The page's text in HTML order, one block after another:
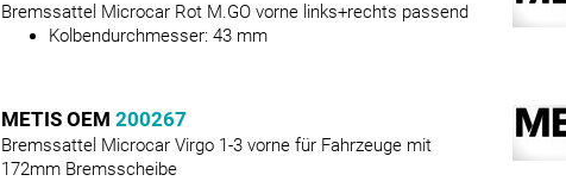
Bremssattel Microcar Rot M.GO vorne links+rechts passend
Kolbendurchmesser: 43 mm
METIS OEM 200267
Bremssattel Microcar Virgo 1-3 vorne für Fahrzeuge mit
172mm Bremsscheibe